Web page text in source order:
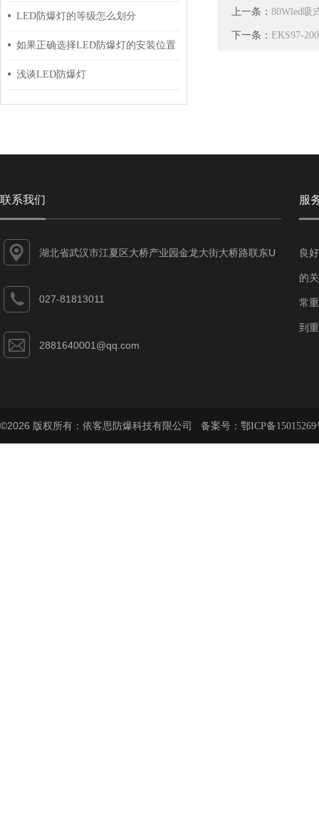
LED防爆灯的等级怎么划分
如果正确选择LED防爆灯的安装位置
浅谈LED防爆灯
上一条： 80Wled吸
下一条： EKS97-
联系我们
湖北省武汉市江夏区大桥产业园金龙大街大桥路联东U
027-81813011
2881640001@qq.com
服
良
的
常
到
©2026 版权所有：依客思防爆科技有限公司 备案号： 鄂ICP备15015269